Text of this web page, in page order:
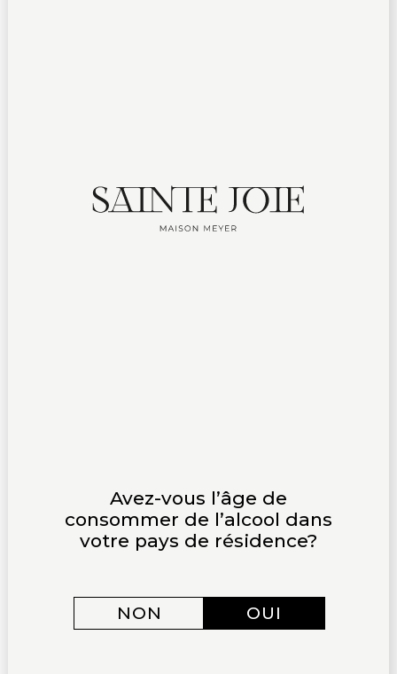
Avez-vous l’âge de
consommer de l’alcool dans
votre pays de résidence?
NON OUI